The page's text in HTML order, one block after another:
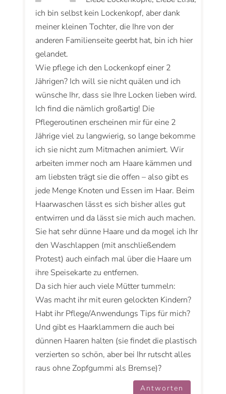
ich bin selbst kein Lockenkopf, aber dank
meiner kleinen Tochter, die Ihre von der
anderen Familienseite geerbt hat, bin ich hier
gelandet.
Wie pflege ich den Lockenkopf einer 2
Jährigen? Ich will sie nicht quälen und ich
wünsche Ihr, dass sie Ihre Locken lieben wird.
Ich find die nämlich großartig! Die
Pflegeroutinen erscheinen mir für eine 2
Jährige viel zu langwierig, so lange bekomme
ich sie nicht zum Mitmachen animiert. Wir
arbeiten immer noch am Haare kämmen und
am liebsten trägt sie die offen – also gibt es
jede Menge Knoten und Essen im Haar. Beim
Haarwaschen lässt es sich bisher alles gut
entwirren und da lässt sie mich auch machen.
Sie hat sehr dünne Haare und da mogel ich Ihr
den Waschlappen (mit anschließendem
Protest) auch einfach mal über die Haare um
ihre Speisekarte zu entfernen.
Da sich hier auch viele Mütter tummeln:
Was macht ihr mit euren gelockten Kindern?
Habt ihr Pflege/Anwendungs Tips für mich?
Und gibt es Haarklammern die auch bei
dünnen Haaren halten (sie findet die plastisch
verzierten so schön, aber bei Ihr rutscht alles
raus ohne Zopfgummi als Bremse)?
Antworten